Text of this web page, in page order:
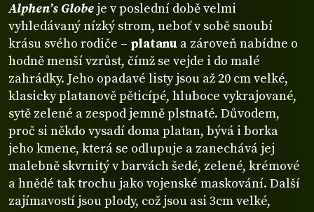
Alphen’s Globe je v poslední době velmi
vyhledávaný nízký strom, neboť v sobě snoubí
krásu svého rodiče – platanu a zároveň nabídne o
hodně menší vzrůst, čímž se vejde i do malé
zahrádky. Jeho opadavé listy jsou až 20 cm velké,
klasicky platanově pěticípé, hluboce vykrajované,
sytě zelené a zespod jemně plstnaté. Důvodem,
proč si někdo vysadí doma platan, bývá i borka
jeho kmene, která se odlupuje a zanechává jej
malebně skvrnitý v barvách šedé, zelené, krémové
a hnědé tak trochu jako vojenské maskování. Další
zajímavostí jsou plody, což jsou asi 3cm velké,